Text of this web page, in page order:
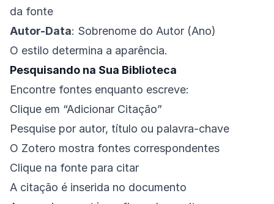
da fonte
Autor-Data: Sobrenome do Autor (Ano)
O estilo determina a aparência.
Pesquisando na Sua Biblioteca
Encontre fontes enquanto escreve:
Clique em “Adicionar Citação”
Pesquise por autor, título ou palavra-chave
O Zotero mostra fontes correspondentes
Clique na fonte para citar
A citação é inserida no documento